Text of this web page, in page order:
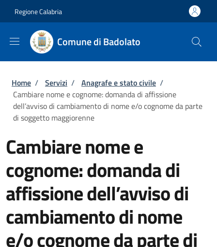
Regione Calabria
Comune di Badolato
Briciole di pane
Home / Servizi / Anagrafe e stato civile /
Cambiare nome e cognome: domanda di affissione
dell’avviso di cambiamento di nome e/o cognome da parte
di soggetto maggiorenne
Cambiare nome e
cognome: domanda di
affissione dell’avviso di
cambiamento di nome
e/o cognome da parte di